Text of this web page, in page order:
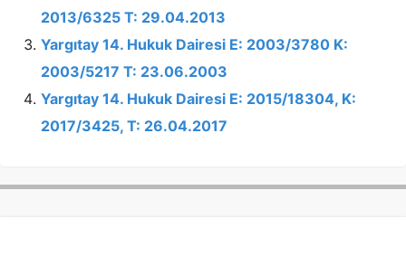
2013/6325 T: 29.04.2013
Yargıtay 14. Hukuk Dairesi E: 2003/3780 K:
2003/5217 T: 23.06.2003
Yargıtay 14. Hukuk Dairesi E: 2015/18304, K:
2017/3425, T: 26.04.2017